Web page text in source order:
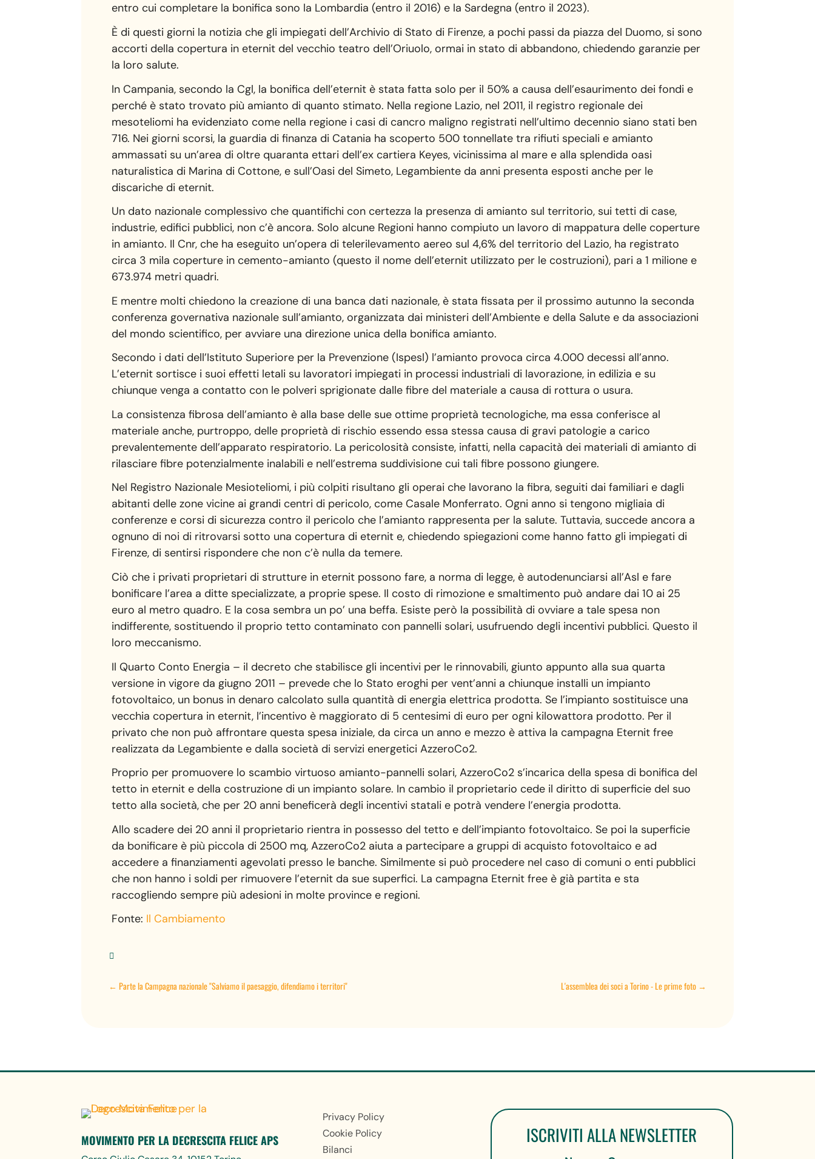
entro cui completare la bonifica sono la Lombardia (entro il 2016) e la Sardegna (entro il 2023).
È di questi giorni la notizia che gli impiegati dell’Archivio di Stato di Firenze, a pochi passi da piazza del Duomo, si sono
accorti della copertura in eternit del vecchio teatro dell’Oriuolo, ormai in stato di abbandono, chiedendo garanzie per
la loro salute.
In Campania, secondo la Cgl, la bonifica dell’eternit è stata fatta solo per il 50% a causa dell’esaurimento dei fondi e
perché è stato trovato più amianto di quanto stimato. Nella regione Lazio, nel 2011, il registro regionale dei
mesoteliomi ha evidenziato come nella regione i casi di cancro maligno registrati nell’ultimo decennio siano stati ben
716. Nei giorni scorsi, la guardia di finanza di Catania ha scoperto 500 tonnellate tra rifiuti speciali e amianto
ammassati su un’area di oltre quaranta ettari dell’ex cartiera Keyes, vicinissima al mare e alla splendida oasi
naturalistica di Marina di Cottone, e sull’Oasi del Simeto, Legambiente da anni presenta esposti anche per le
discariche di eternit.
Un dato nazionale complessivo che quantifichi con certezza la presenza di amianto sul territorio, sui tetti di case,
industrie, edifici pubblici, non c’è ancora. Solo alcune Regioni hanno compiuto un lavoro di mappatura delle coperture
in amianto. Il Cnr, che ha eseguito un’opera di telerilevamento aereo sul 4,6% del territorio del Lazio, ha registrato
circa 3 mila coperture in cemento-amianto (questo il nome dell’eternit utilizzato per le costruzioni), pari a 1 milione e
673.974 metri quadri.
E mentre molti chiedono la creazione di una banca dati nazionale, è stata fissata per il prossimo autunno la seconda
conferenza governativa nazionale sull’amianto, organizzata dai ministeri dell’Ambiente e della Salute e da associazioni
del mondo scientifico, per avviare una direzione unica della bonifica amianto.
Secondo i dati dell’Istituto Superiore per la Prevenzione (Ispesl) l’amianto provoca circa 4.000 decessi all’anno.
L’eternit sortisce i suoi effetti letali su lavoratori impiegati in processi industriali di lavorazione, in edilizia e su
chiunque venga a contatto con le polveri sprigionate dalle fibre del materiale a causa di rottura o usura.
La consistenza fibrosa dell’amianto è alla base delle sue ottime proprietà tecnologiche, ma essa conferisce al
materiale anche, purtroppo, delle proprietà di rischio essendo essa stessa causa di gravi patologie a carico
prevalentemente dell’apparato respiratorio. La pericolosità consiste, infatti, nella capacità dei materiali di amianto di
rilasciare fibre potenzialmente inalabili e nell’estrema suddivisione cui tali fibre possono giungere.
Nel Registro Nazionale Mesioteliomi, i più colpiti risultano gli operai che lavorano la fibra, seguiti dai familiari e dagli
abitanti delle zone vicine ai grandi centri di pericolo, come Casale Monferrato. Ogni anno si tengono migliaia di
conferenze e corsi di sicurezza contro il pericolo che l’amianto rappresenta per la salute. Tuttavia, succede ancora a
ognuno di noi di ritrovarsi sotto una copertura di eternit e, chiedendo spiegazioni come hanno fatto gli impiegati di
Firenze, di sentirsi rispondere che non c’è nulla da temere.
Ciò che i privati proprietari di strutture in eternit possono fare, a norma di legge, è autodenunciarsi all’Asl e fare
bonificare l’area a ditte specializzate, a proprie spese. Il costo di rimozione e smaltimento può andare dai 10 ai 25
euro al metro quadro. E la cosa sembra un po’ una beffa. Esiste però la possibilità di ovviare a tale spesa non
indifferente, sostituendo il proprio tetto contaminato con pannelli solari, usufruendo degli incentivi pubblici. Questo il
loro meccanismo.
Il Quarto Conto Energia – il decreto che stabilisce gli incentivi per le rinnovabili, giunto appunto alla sua quarta
versione in vigore da giugno 2011 – prevede che lo Stato eroghi per vent’anni a chiunque installi un impianto
fotovoltaico, un bonus in denaro calcolato sulla quantità di energia elettrica prodotta. Se l’impianto sostituisce una
vecchia copertura in eternit, l’incentivo è maggiorato di 5 centesimi di euro per ogni kilowattora prodotto. Per il
privato che non può affrontare questa spesa iniziale, da circa un anno e mezzo è attiva la campagna Eternit free
realizzata da Legambiente e dalla società di servizi energetici AzzeroCo2.
Proprio per promuovere lo scambio virtuoso amianto-pannelli solari, AzzeroCo2 s’incarica della spesa di bonifica del
tetto in eternit e della costruzione di un impianto solare. In cambio il proprietario cede il diritto di superficie del suo
tetto alla società, che per 20 anni beneficerà degli incentivi statali e potrà vendere l’energia prodotta.
Allo scadere dei 20 anni il proprietario rientra in possesso del tetto e dell’impianto fotovoltaico. Se poi la superficie
da bonificare è più piccola di 2500 mq, AzzeroCo2 aiuta a partecipare a gruppi di acquisto fotovoltaico e ad
accedere a finanziamenti agevolati presso le banche. Similmente si può procedere nel caso di comuni o enti pubblici
che non hanno i soldi per rimuovere l’eternit da sue superfici. La campagna Eternit free è già partita e sta
raccogliendo sempre più adesioni in molte province e regioni.
Fonte: Il Cambiamento

←Parte la Campagna nazionale "Salviamo il paesaggio, difendiamo i territori" L'assemblea dei soci a Torino - Le prime foto→
MOVIMENTO PER LA DECRESCITA FELICE APS
Privacy Policy
Cookie Policy
Bilanci
ISCRIVITI ALLA NEWSLETTER